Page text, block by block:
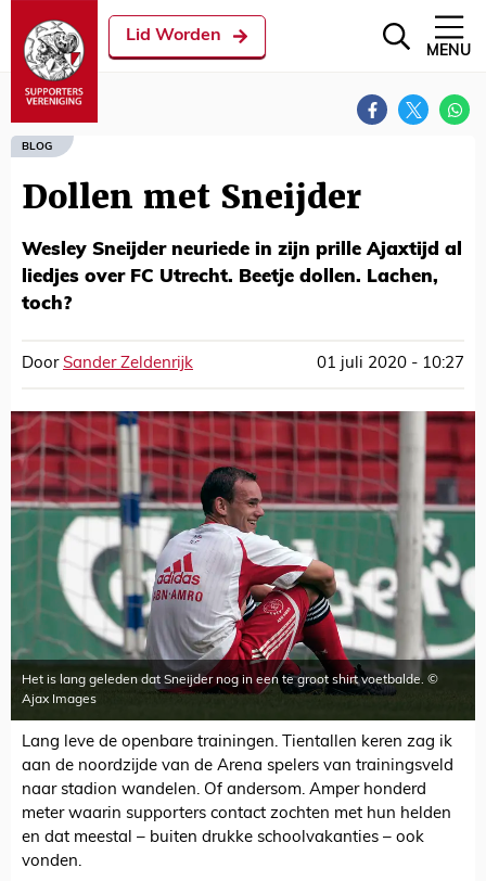
Lid Worden
MENU
BLOG
Dollen met Sneijder
Wesley Sneijder neuriede in zijn prille Ajaxtijd al
liedjes over FC Utrecht. Beetje dollen. Lachen,
toch?
Door Sander Zeldenrijk 01 juli 2020 - 10:27
Het is lang geleden dat Sneijder nog in een te groot shirt voetbalde. ©
Ajax Images
Lang leve de openbare trainingen. Tientallen keren zag ik
aan de noordzijde van de Arena spelers van trainingsveld
naar stadion wandelen. Of andersom. Amper honderd
meter waarin supporters contact zochten met hun helden
en dat meestal – buiten drukke schoolvakanties – ook
vonden.